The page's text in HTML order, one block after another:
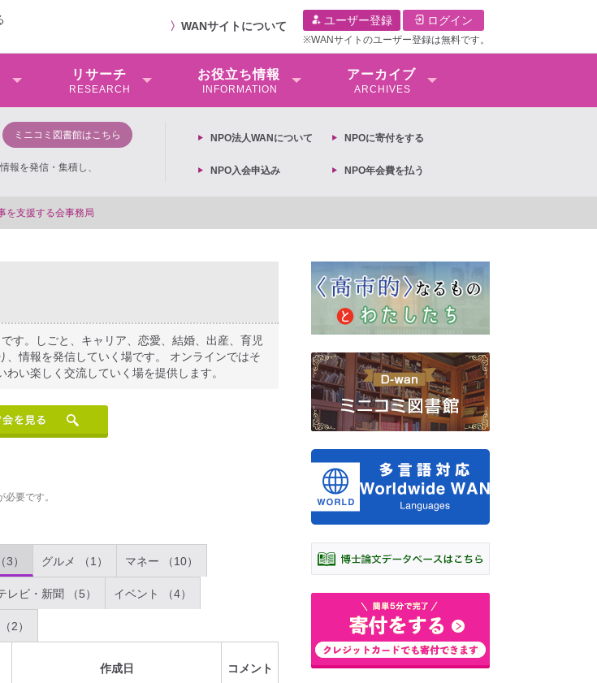
〉 WANサイトについて ユーザー登録 ログイン
※WANサイトのユーザー登録は無料です。
リサーチ
RESEARCH
お役⽴ち情報
INFORMATION
アーカイブ
ARCHIVES
ミニコミ図書館はこちら
報を発信・集積し、
NPO法⼈WANについて NPOに寄付をする
NPO入会申込み NPO年会費を払う
年3月13日第6次男女共同参画基本計画の閣議決定への抗議文 ◆女性差別撤廃条約実現アクション 亀永能布子
す。しごと、キャリア、恋愛、結婚、出産、育児
情報を発信していく場です。 オンラインではそ
い楽しく交流していく場を提供します。
要です。
3） グルメ （1） マネー （10）
レビ・新聞 （5） イベント （4）
2）
作成日 コメント